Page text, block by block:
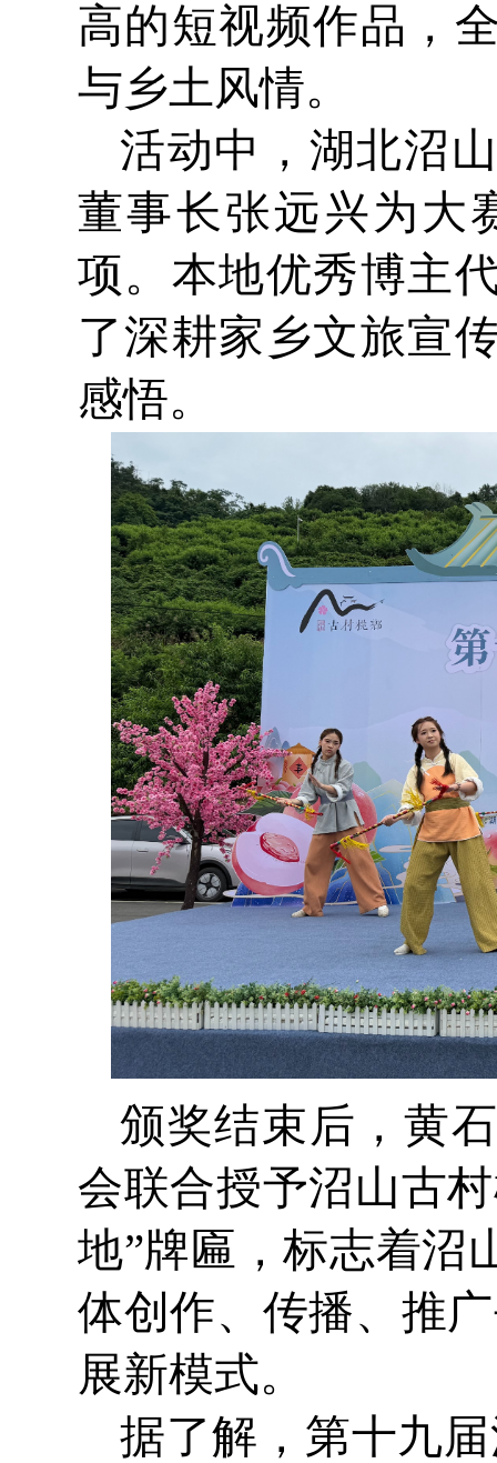
高的短视频作品，
与乡土风情。
活动中，湖北沼
董事长张远兴为大
项。本地优秀博主
了深耕家乡文旅宣
感悟。
颁奖结束后，黄
会联合授予沼山古
地”牌匾，标志着沼
体创作、传播、推
展新模式。
据了解，第十九